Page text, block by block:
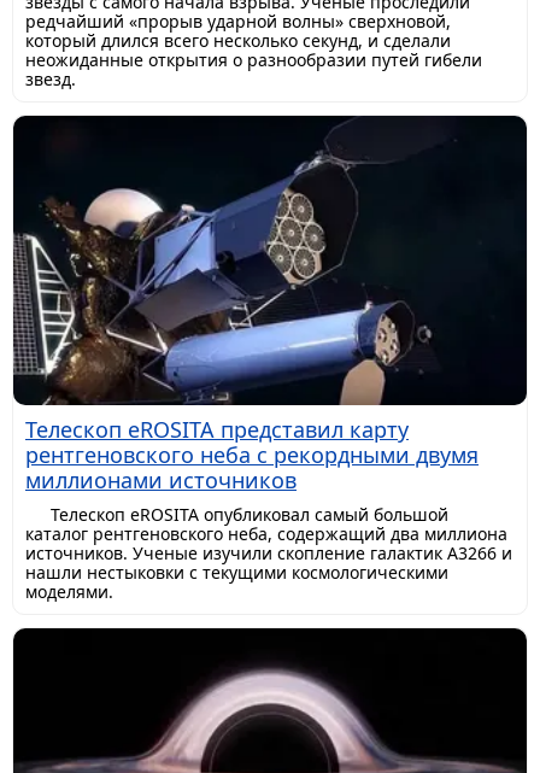
редчайший «прорыв ударной волны» сверхновой,
который длился всего несколько секунд, и сделали
неожиданные открытия о разнообразии путей гибели
звезд.
Телескоп eROSITA представил карту
рентгеновского неба с рекордными двумя
миллионами источников
Телескоп eROSITA опубликовал самый большой
каталог рентгеновского неба, содержащий два миллиона
источников. Ученые изучили скопление галактик A3266 и
нашли нестыковки с текущими космологическими
моделями.